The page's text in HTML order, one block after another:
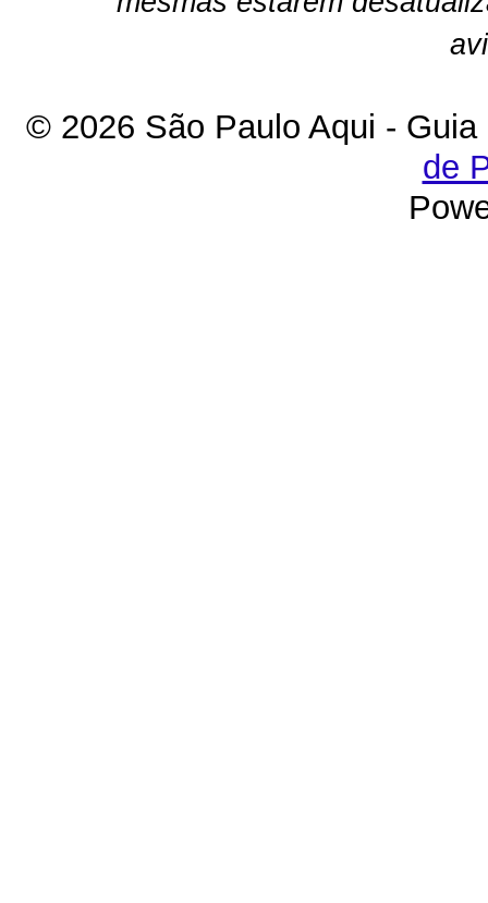
© 2026 São Paulo Aqui -
de